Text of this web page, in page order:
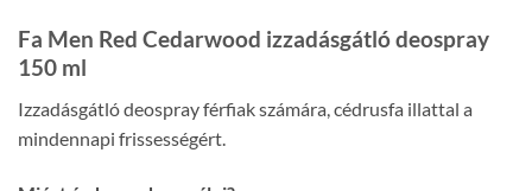
Fa Men Red Cedarwood izzadásgátló deospray
150 ml
Izzadásgátló deospray férfiak számára, cédrusfa illattal a
mindennapi frissességért.